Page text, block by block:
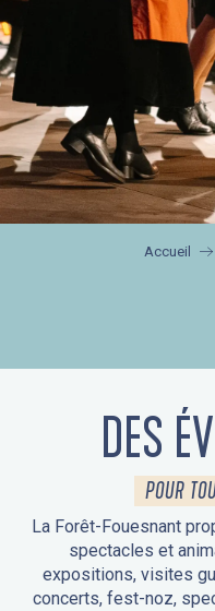
Accueil
DES
POUR
La Forêt-Fouesnant
spectacles et
expositions, visites
concerts, fest-noz,